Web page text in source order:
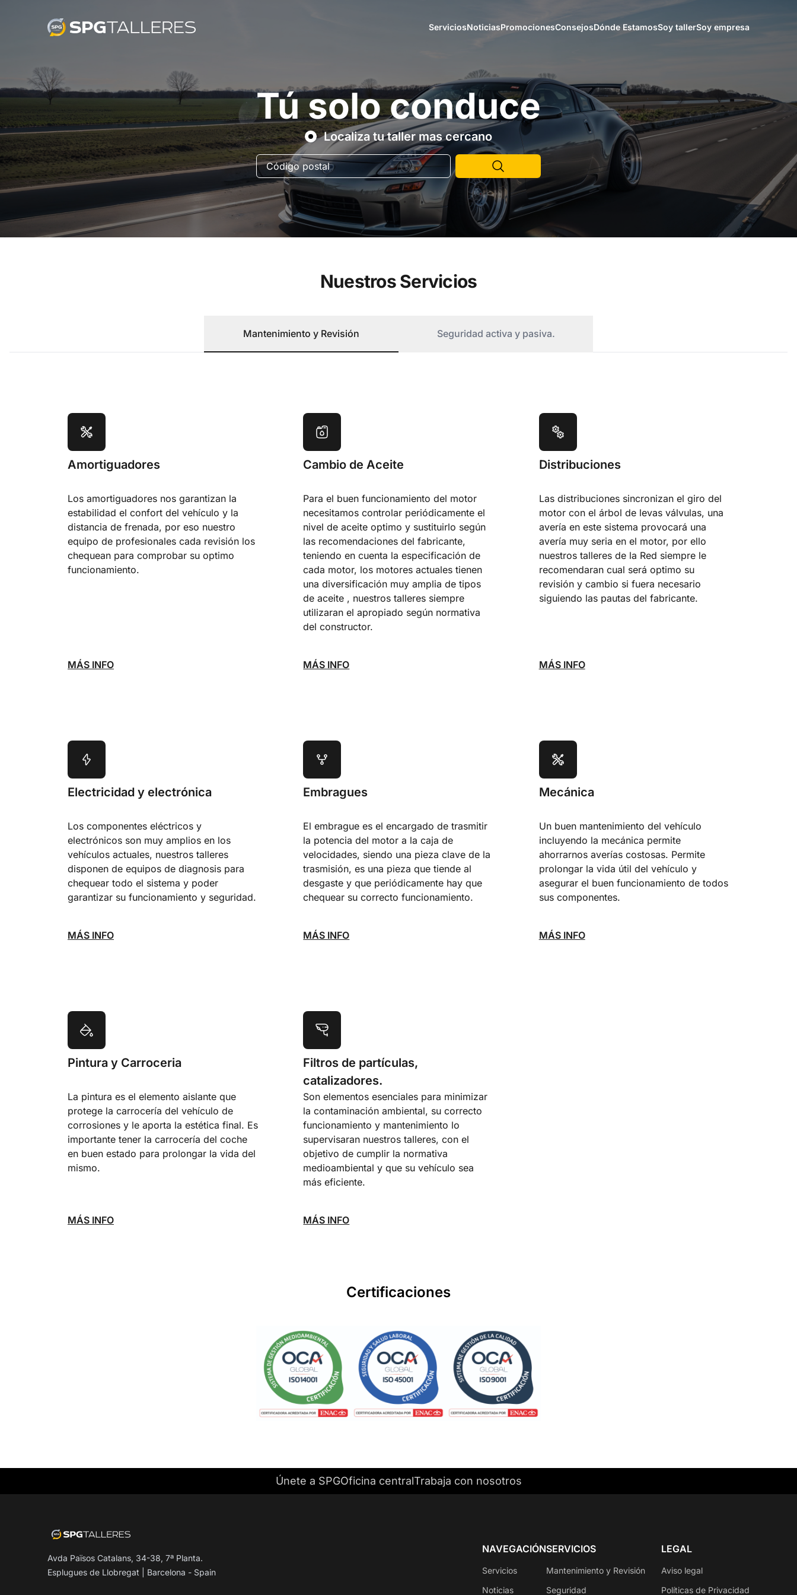
ServiciosNoticiasPromocionesConsejosDónde EstamosSoy tallerSoy empresa
Tú solo conduce
Localiza tu taller mas cercano
Nuestros Servicios
Mantenimiento y Revisión Seguridad activa y pasiva.
Amortiguadores
Los amortiguadores nos garantizan la
estabilidad el confort del vehículo y la
distancia de frenada, por eso nuestro
equipo de profesionales cada revisión los
chequean para comprobar su optimo
funcionamiento.
MÁS INFO
Cambio de Aceite
Para el buen funcionamiento del motor
necesitamos controlar periódicamente el
nivel de aceite optimo y sustituirlo según
las recomendaciones del fabricante,
teniendo en cuenta la especificación de
cada motor, los motores actuales tienen
una diversificación muy amplia de tipos
de aceite , nuestros talleres siempre
utilizaran el apropiado según normativa
del constructor.
MÁS INFO
Distribuciones
Las distribuciones sincronizan el giro del
motor con el árbol de levas válvulas, una
avería en este sistema provocará una
avería muy seria en el motor, por ello
nuestros talleres de la Red siempre le
recomendaran cual será optimo su
revisión y cambio si fuera necesario
siguiendo las pautas del fabricante.
MÁS INFO
Electricidad y electrónica
Los componentes eléctricos y
electrónicos son muy amplios en los
vehículos actuales, nuestros talleres
disponen de equipos de diagnosis para
chequear todo el sistema y poder
garantizar su funcionamiento y seguridad.
MÁS INFO
Embragues
El embrague es el encargado de trasmitir
la potencia del motor a la caja de
velocidades, siendo una pieza clave de la
trasmisión, es una pieza que tiende al
desgaste y que periódicamente hay que
chequear su correcto funcionamiento.
MÁS INFO
Mecánica
Un buen mantenimiento del vehículo
incluyendo la mecánica permite
ahorrarnos averías costosas. Permite
prolongar la vida útil del vehículo y
asegurar el buen funcionamiento de todos
sus componentes.
MÁS INFO
Pintura y Carroceria
La pintura es el elemento aislante que
protege la carrocería del vehículo de
corrosiones y le aporta la estética final. Es
importante tener la carrocería del coche
en buen estado para prolongar la vida del
mismo.
MÁS INFO
Filtros de partículas,
catalizadores.
Son elementos esenciales para minimizar
la contaminación ambiental, su correcto
funcionamiento y mantenimiento lo
supervisaran nuestros talleres, con el
objetivo de cumplir la normativa
medioambiental y que su vehículo sea
más eficiente.
MÁS INFO
Certificaciones
Únete a SPGOficina centralTrabaja con nosotros
Avda Països Catalans, 34-38, 7ª Planta.
Esplugues de Llobregat | Barcelona - Spain
NAVEGACIÓN
Servicios
Noticias
SERVICIOS
Mantenimiento y Revisión
Seguridad
LEGAL
Aviso legal
Políticas de Privacidad